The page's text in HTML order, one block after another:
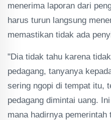
menerima laporan dari
harus turun langsung
memastikan tidak ada
"Dia tidak tahu karena
pedagang, tanyanya
sering ngopi di tempat itu,
pedagang dimintai uang.
mana hadirnya pemerintah